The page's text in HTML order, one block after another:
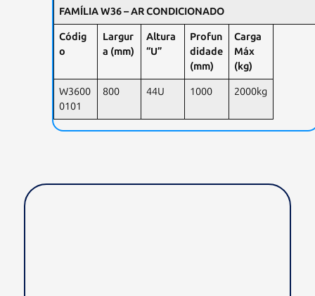
FAMÍLIA W36 – AR CONDICIONADO
Códig
o
Largur
a (mm)
Altura
“U”
Profun
didade
(mm)
Carga
Máx
(kg)
W3600
0101
800 44U 1000 2000kg